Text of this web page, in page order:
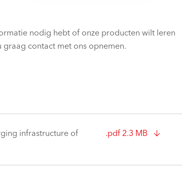
nodig hebt of onze producten wilt leren
graag contact met ons opnemen.
infrastructure of
.pdf 2.3 MB